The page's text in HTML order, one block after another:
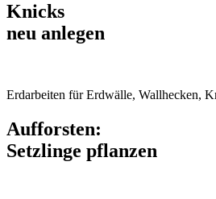
Knicks
neu anlegen
Erdarbeiten für Erdwälle, Wallhecken,
Aufforsten:
Setzlinge pflanzen